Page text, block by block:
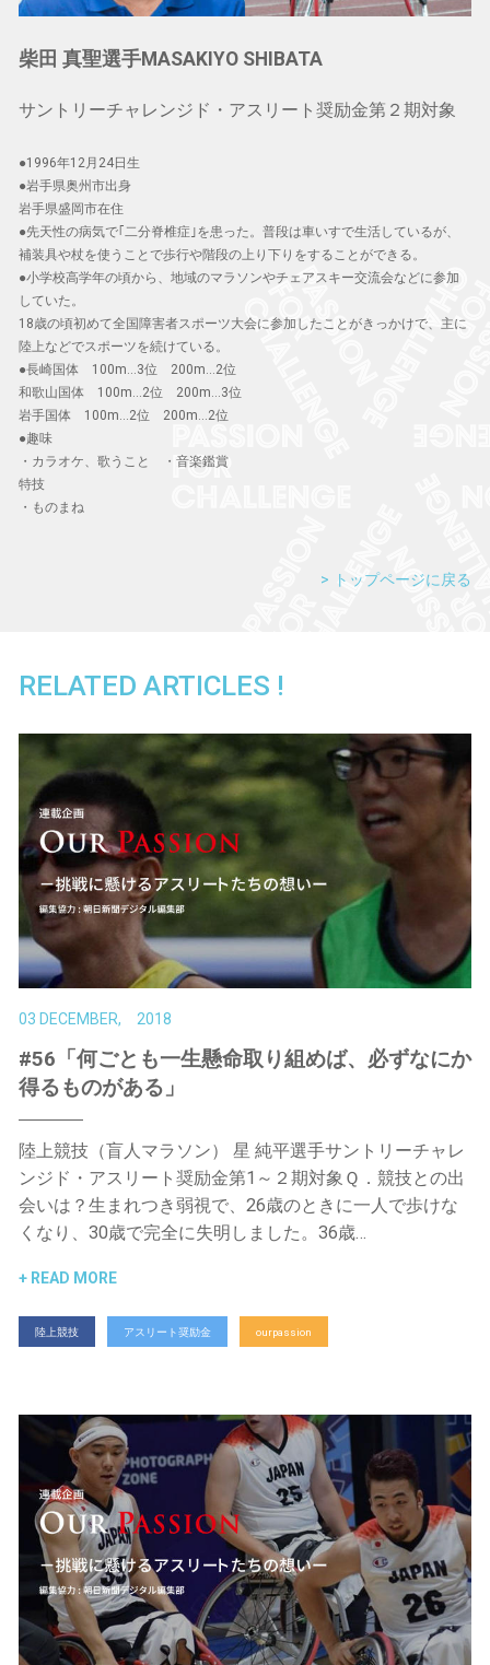
柴田 真聖選手MASAKIYO SHIBATA
サントリーチャレンジド・アスリート奨励金第２期対象
●1996年12月24日生
●岩手県奥州市出身
岩手県盛岡市在住
●先天性の病気で｢二分脊椎症｣を患った。普段は車いすで生活しているが、
補装具や杖を使うことで歩行や階段の上り下りをすることができる。
●小学校高学年の頃から、地域のマラソンやチェアスキー交流会などに参加
していた。
18歳の頃初めて全国障害者スポーツ大会に参加したことがきっかけで、主に
陸上などでスポーツを続けている。
●長崎国体 100m...3位 200m...2位
和歌山国体 100m...2位 200m...3位
岩手国体 100m...2位 200m...2位
●趣味
・カラオケ、歌うこと ・音楽鑑賞
特技
・ものまね
トップページに戻る
RELATED ARTICLES !
03 DECEMBER, 2018
#56「何ごとも一生懸命取り組めば、必ずなにか
得るものがある」
陸上競技（盲人マラソン） 星 純平選手サントリーチャレ
ンジド・アスリート奨励金第1～２期対象Ｑ．競技との出
会いは？生まれつき弱視で、26歳のときに一人で歩けな
くなり、30歳で完全に失明しました。36歳…
READ MORE
陸上競技 アスリート奨励金 ourpassion